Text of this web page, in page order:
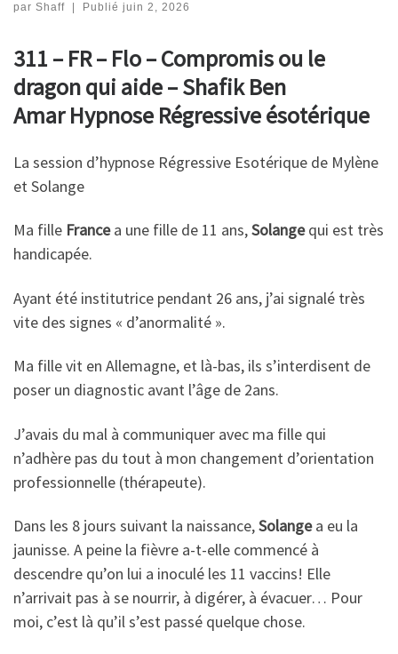
par Shaff Publié juin 2, 2026
311 – FR – Flo – Compromis ou le
dragon qui aide – Shafik Ben
Amar Hypnose Régressive ésotérique
La session d’hypnose Régressive Esotérique de Mylène
et Solange
Ma fille Francea une fille de 11 ans,Solangequi est très
handicapée.
Ayant été institutrice pendant 26 ans, j’ai signalé très
vite des signes « d’anormalité ».
Ma fille vit en Allemagne, et là-bas, ils s’interdisent de
poser un diagnostic avant l’âge de 2ans.
J’avais du mal à communiquer avec ma fille qui
n’adhère pas du tout à mon changement d’orientation
professionnelle (thérapeute).
Dans les 8 jours suivant la naissance,Solangea eu la
jaunisse. A peine la fièvre a-t-elle commencé à
descendre qu’on lui a inoculé les 11 vaccins! Elle
n’arrivait pas à se nourrir, à digérer, à évacuer… Pour
moi, c’est là qu’il s’est passé quelque chose.